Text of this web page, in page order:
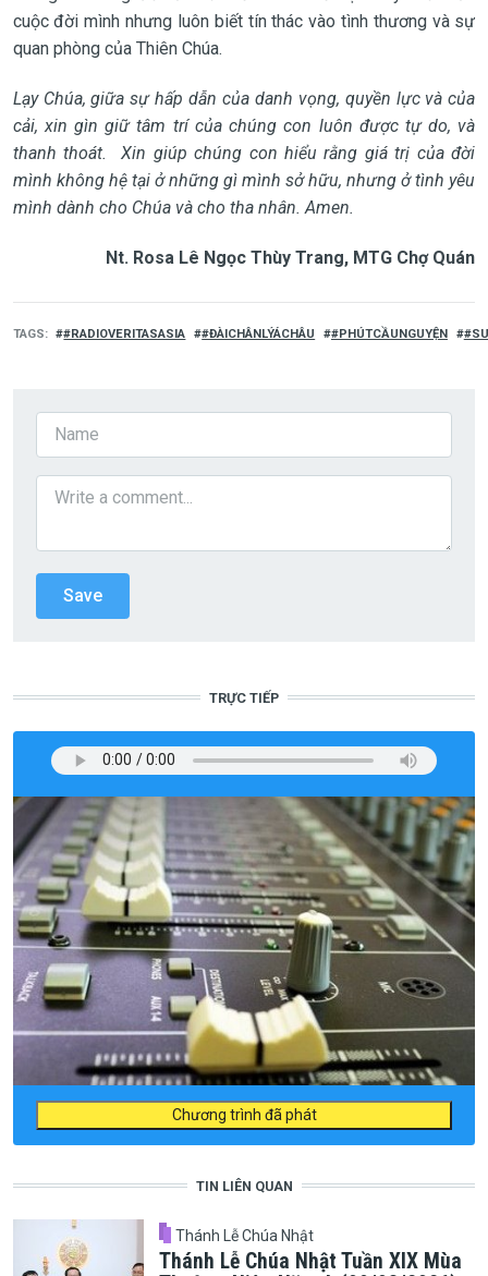
cuộc đời mình nhưng luôn biết tín thác vào tình thương và sự
quan phòng của Thiên Chúa.
Lạy Chúa,giữasự hấp dẫn của danh vọng, quyền lực vàcủa
cải, xin gìn giữtâm trí củachúng con luôn được tự do, và
thanh thoát.Xin giúp chúng con hiểu rằng giá trị của đời
mình không hệ tại ở những gì mình sở hữu, nhưng ở tình yêu
mình dành cho Chúa và cho tha nhân. Amen.
Nt. Rosa Lê Ngọc Thùy Trang, MTG Chợ Quán
TAGS #RADIOVERITASASIA #ĐÀICHÂNLÝÁCHÂU #PHÚTCẦUNGUYỆN
TRỰC TIẾP
Chương trình đã phát
TIN LIÊN QUAN
Thánh Lễ Chúa Nhật
Thánh Lễ Chúa Nhật Tuần XIX Mùa